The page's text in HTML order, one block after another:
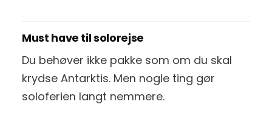
Must have til solorejse
Du behøver ikke pakke som om du skal
krydse Antarktis. Men nogle ting gør
soloferien langt nemmere.